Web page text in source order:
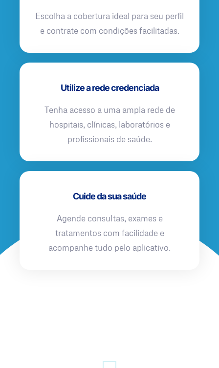
Escolha a cobertura ideal para seu perfil
e contrate com condições facilitadas.
Utilize a rede credenciada
Tenha acesso a uma ampla rede de
hospitais, clínicas, laboratórios e
profissionais de saúde.
Cuide da sua saúde
Agende consultas, exames e
tratamentos com facilidade e
acompanhe tudo pelo aplicativo.